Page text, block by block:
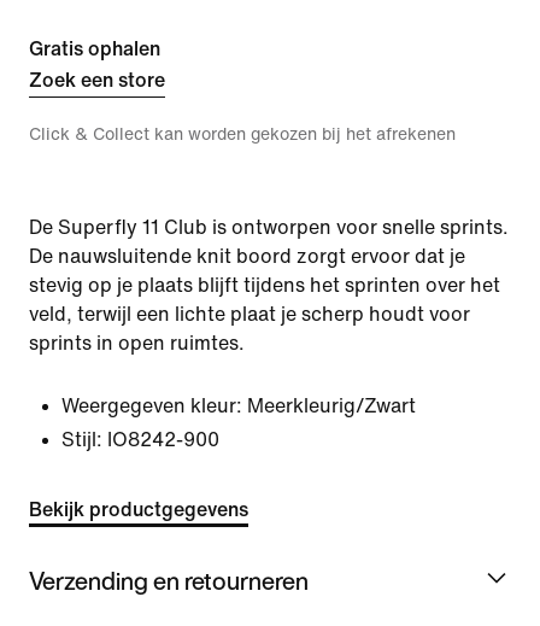
Gratis ophalen
Zoek een store
Click & Collect kan worden gekozen bij het afrekenen
De Superfly 11 Club is ontworpen voor snelle sprints.
De nauwsluitende knit boord zorgt ervoor dat je
stevig op je plaats blijft tijdens het sprinten over het
veld, terwijl een lichte plaat je scherp houdt voor
sprints in open ruimtes.
Weergegeven kleur: Meerkleurig/Zwart
Stijl: IO8242-900
Bekijk productgegevens
Verzending en retourneren